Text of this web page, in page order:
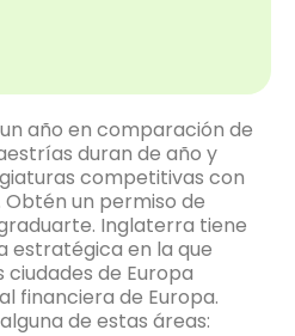
año en comparación de
duran de año y
competitivas con
un permiso de
Inglaterra tiene
estratégica en la que
de Europa
financiera de Europa.
de estas áreas: